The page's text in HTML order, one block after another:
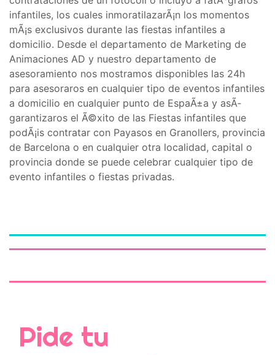
infantiles, los cuales inmoratilazarÃ¡n los momentos
mÃ¡s exclusivos durante las fiestas infantiles a
domicilio. Desde el departamento de Marketing de
Animaciones AD y nuestro departamento de
asesoramiento nos mostramos disponibles las 24h
para asesoraros en cualquier tipo de eventos infantiles
a domicilio en cualquier punto de EspaÃ±a y asÃ­
garantizaros el Ã©xito de las Fiestas infantiles que
podÃ¡is contratar con Payasos en Granollers, provincia
de Barcelona o en cualquier otra localidad, capital o
provincia donde se puede celebrar cualquier tipo de
evento infantiles o fiestas privadas.
Pide tu